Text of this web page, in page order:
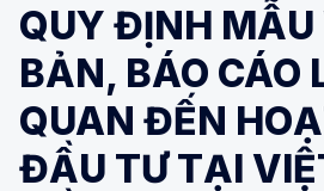
QUY ĐỊNH
BẢN, BÁO CÁO
QUAN ĐẾN
ĐẦU TƯ TẠI